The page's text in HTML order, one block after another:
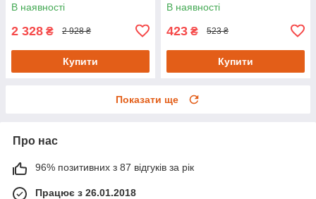
В наявності
2 328 ₴ 2 928 ₴
Купити
В наявності
423 ₴ 523 ₴
Купити
Показати ще
Про нас
96% позитивних з 87 відгуків за рік
Працює з 26.01.2018